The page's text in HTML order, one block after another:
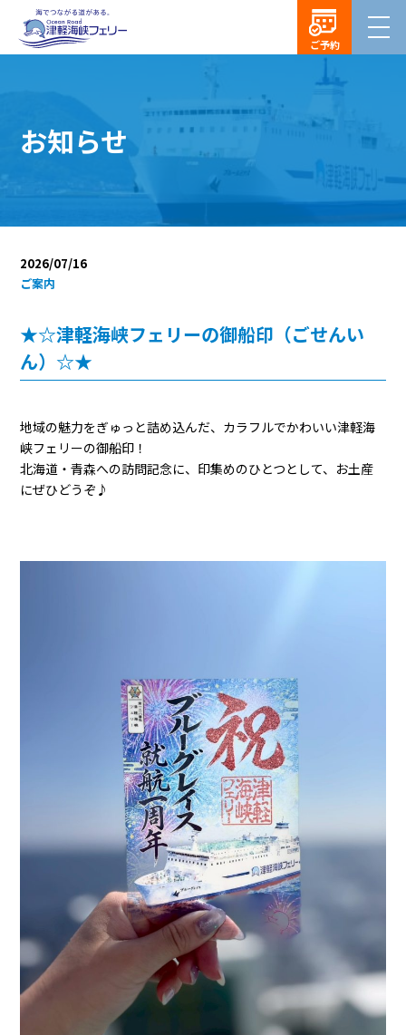
ご予約
お知らせ
2026/07/16
ご案内
★☆津軽海峡フェリーの御船印（ごせんい
ん）☆★
地域の魅力をぎゅっと詰め込んだ、カラフルでかわいい津軽海
峡フェリーの御船印！
北海道・青森への訪問記念に、印集めのひとつとして、お土産
にぜひどうぞ♪